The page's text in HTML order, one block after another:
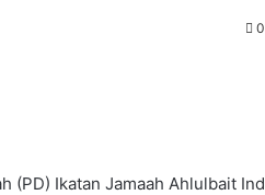
0
(PD) Ikatan Jamaah Ahlulbait